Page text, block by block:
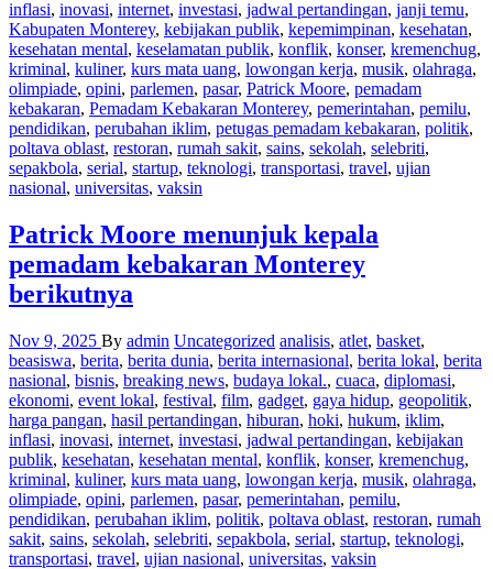
inflasi, inovasi, internet, investasi, jadwal pertandingan, janji temu,
Kabupaten Monterey, kebijakan publik, kepemimpinan, kesehatan,
kesehatan mental, keselamatan publik, konflik, konser, kremenchug,
kriminal, kuliner, kurs mata uang, lowongan kerja, musik, olahraga,
olimpiade, opini, parlemen, pasar, Patrick Moore, pemadam
kebakaran, Pemadam Kebakaran Monterey, pemerintahan, pemilu,
pendidikan, perubahan iklim, petugas pemadam kebakaran, politik,
poltava oblast, restoran, rumah sakit, sains, sekolah, selebriti,
sepakbola, serial, startup, teknologi, transportasi, travel, ujian
nasional, universitas, vaksin
Patrick Moore menunjuk kepala
pemadam kebakaran Monterey
berikutnya
Nov 9, 2025 By admin Uncategorized analisis, atlet, basket,
beasiswa, berita, berita dunia, berita internasional, berita lokal, berita
nasional, bisnis, breaking news, budaya lokal., cuaca, diplomasi,
ekonomi, event lokal, festival, film, gadget, gaya hidup, geopolitik,
harga pangan, hasil pertandingan, hiburan, hoki, hukum, iklim,
inflasi, inovasi, internet, investasi, jadwal pertandingan, kebijakan
publik, kesehatan, kesehatan mental, konflik, konser, kremenchug,
kriminal, kuliner, kurs mata uang, lowongan kerja, musik, olahraga,
olimpiade, opini, parlemen, pasar, pemerintahan, pemilu,
pendidikan, perubahan iklim, politik, poltava oblast, restoran, rumah
sakit, sains, sekolah, selebriti, sepakbola, serial, startup, teknologi,
transportasi, travel, ujian nasional, universitas, vaksin